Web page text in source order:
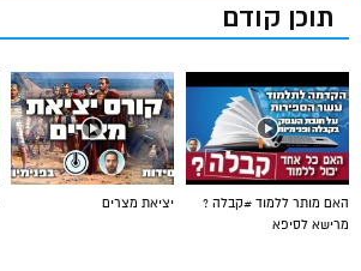
תוכן קודם
יציאת מצרים
האם מותר ללמוד #קבלה ?
מרישא לסיפא